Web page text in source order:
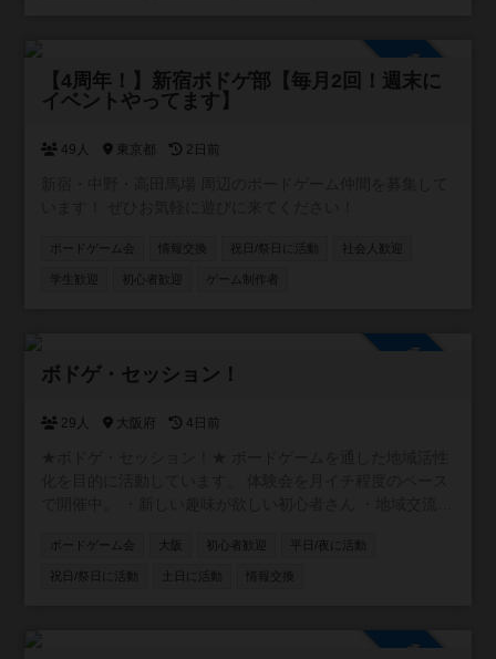
参加自由
【4周年！】新宿ボドゲ部【毎月2回！週末に
イベントやってます】
49人 東京都 2日前
ボードゲーム会 情報交換 祝日/祭日に活動 社会人歓迎
学生歓迎 初心者歓迎 ゲーム制作者
ボドゲ・セッション！
29人 大阪府 4日前
テランさん ・テストプレイヤーが欲しいクリエーターさん
お気軽にご参加ください！
ボードゲーム会 大阪 初心者歓迎 平日/夜に活動
祝日/祭日に活動 情報交換